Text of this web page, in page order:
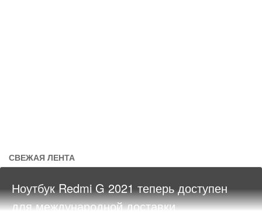
СВЕЖАЯ ЛЕНТА
Ноутбук Redmi G 2021 теперь доступен
для международной доставки